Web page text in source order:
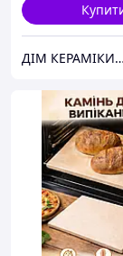
ДІМ КЕРАМІКИ Shostak